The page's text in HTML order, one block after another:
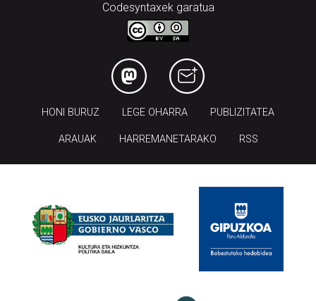
Codesyntaxek garatua
HONI BURUZ LEGE OHARRA PUBLIZITATEA
ARAUAK HARREMANETARAKO RSS